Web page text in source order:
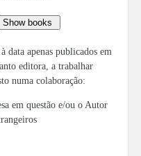
data apenas publicados em
editora, a trabalhar
numa colaboração:
em questão e/ou o Autor